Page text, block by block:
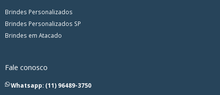
Brindes Personalizados
Brindes Personalizados SP
Brindes em Atacado
Fale conosco
Whatsapp: (11) 96489-3750